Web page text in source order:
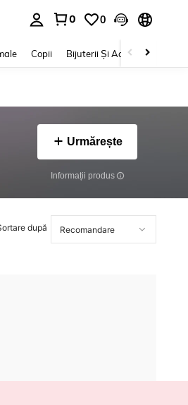
0 0
Copii Bijuterii Și Accesorii
Urmărește
Informații produs
după